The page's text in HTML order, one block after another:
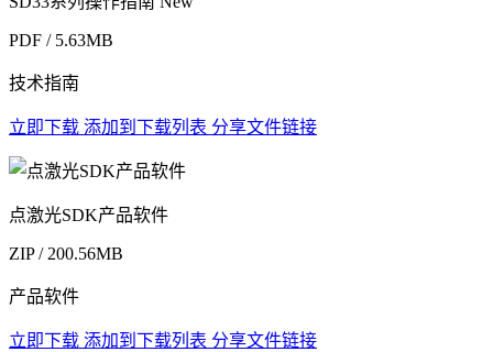
PDF / 5.63MB
技术指南
立即下载 添加到下载列表 分享文件链接
点激光SDK产品软件
ZIP / 200.56MB
产品软件
立即下载 添加到下载列表 分享文件链接